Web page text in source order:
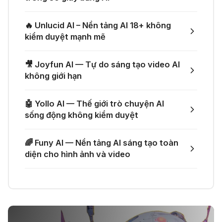
03 Thg 07 2026
🎁 Nhận miễn phí DeepSeek V4 Pro
và Claude Opus 4.8 trên Merlin AI
và GPT-5.5 với 5.300 Credits từ
Gumloop
🚀 Dùng AI Premium theo nhu cầu,
🤙 Lindy AI: Tự động hóa thông
minh
🌟 Augment AI Agent - Trợ thủ đắc
ghi âm thành văn bản
🔥 Unlucid AI – Nền tảng AI 18+ không
kiểm duyệt mạnh mẽ
🎥 Joyfun AI — Tự do sáng tạo video AI
không giới hạn
🤖 Yollo AI — Thế giới trò chuyện AI
sống động không kiểm duyệt
🌈 Funy AI — Nền tảng AI sáng tạo toàn
diện cho hình ảnh và video